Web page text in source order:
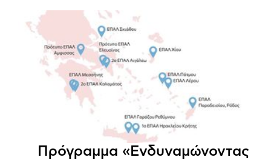
Πρόγραμμα «Ενδυναμώνοντας